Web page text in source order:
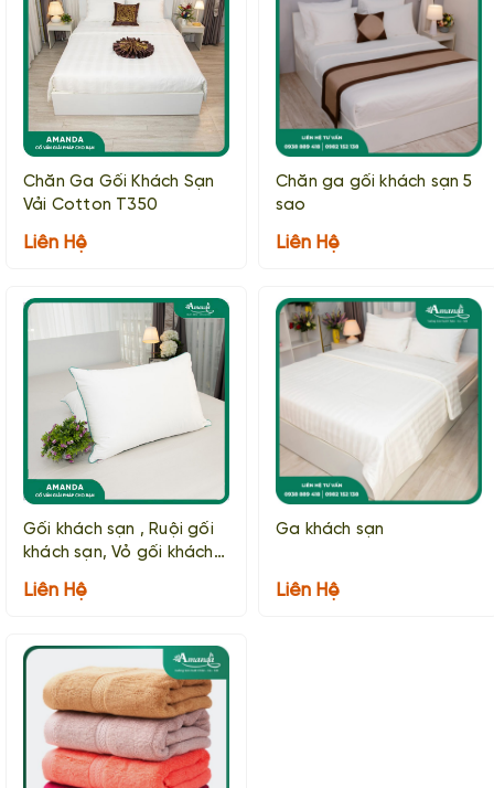
Chăn Ga Gối Khách Sạn
Vải Cotton T350
Liên Hệ
Chăn ga gối khách sạn 5
sao
Liên Hệ
Gối khách sạn , Ruội gối
khách sạn, Vỏ gối khách
Liên Hệ
Ga khách sạn
Liên Hệ